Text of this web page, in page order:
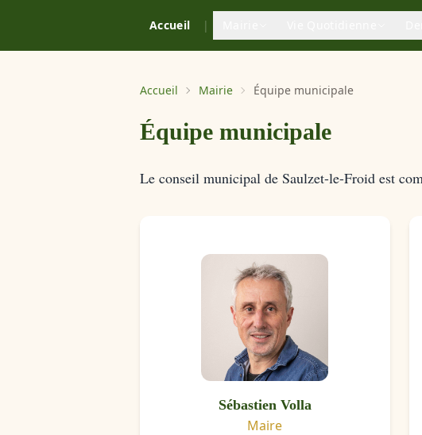
Accueil |
Accueil Mairie Équipe municipale
Équipe municipale
Le conseil municipal de Saulzet-le-Froid est
Sébastien Volla
Maire